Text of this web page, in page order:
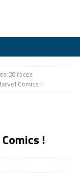
20 races
Comics !
!